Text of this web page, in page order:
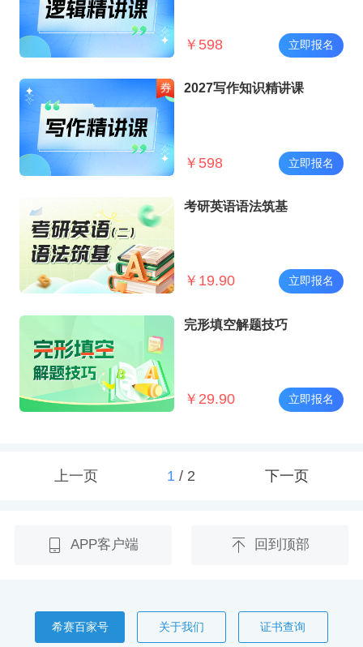
￥ 598 立即报名
2027写作知识精讲课
￥ 598 立即报名
考研英语语法筑基
￥ 19.90 立即报名
完形填空解题技巧
￥ 29.90 立即报名
上一页 1/ 2 下一页
APP客户端 回到顶部
希赛百家号 关于我们 证书查询